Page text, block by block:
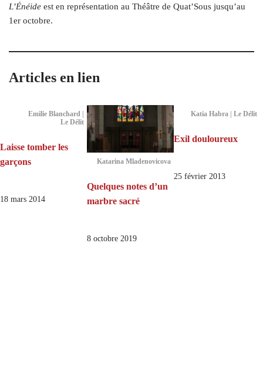
L’Énéide est en représentation au Théâtre de Quat’Sous jusqu’au
1er octobre.
Articles en lien
Emilie Blanchard |
Le Délit
Laisse tomber les
garçons
18 mars 2014
Katarina Mladenovicova
Quelques notes d’un
marbre sacré
8 octobre 2019
Katia Habra | Le Délit
Exil douloureux
25 février 2013